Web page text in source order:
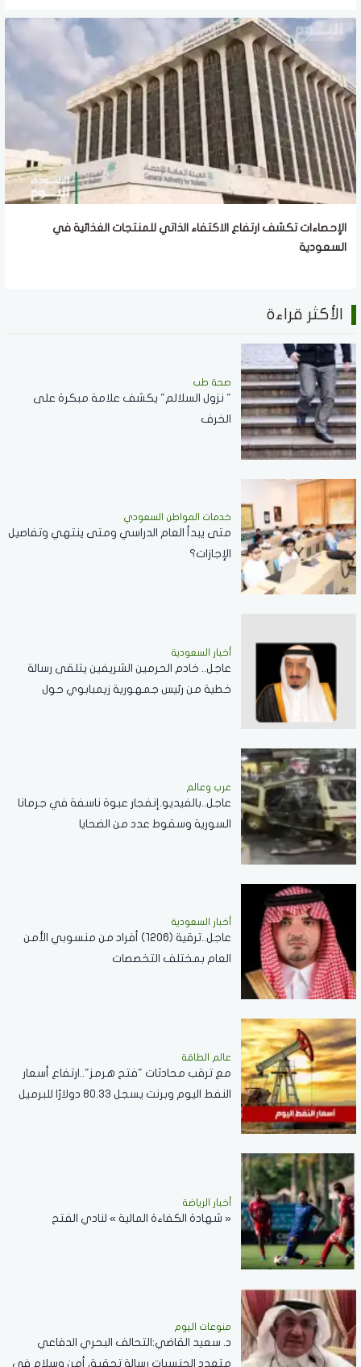
الإحصاءات تكشف ارتفاع الاكتفاء الذاتي للمنتجات الغذائية في
السعودية
الأكثر قراءة
صحة طب
" نزول السلالم" يكشف علامة مبكرة على
الخرف
خدمات المواطن السعودي
‏متى يبدأ العام الدراسي ومتى ينتهي وتفاصيل
الإجازات؟
أخبار السعودية
عاجل.. خادم الحرمين الشريفين يتلقى رسالة
خطية من رئيس جمهورية زيمبابوي حول
عرب وعالم
عاجل..بالفيديو.إنفجار عبوة ناسفة في جرمانا
السورية وسقوط عدد من الضحايا
أخبار السعودية
عاجل..ترقية (1206) أفراد من منسوبي الأمن
العام بمختلف التخصصات
عالم الطاقة
مع ترقب محادثات "فتح هرمز"..ارتفاع أسعار
النفط اليوم وبرنت يسجل 80.33 دولارًا للبرميل
أخبار الرياضة
« شهادة الكفاءة المالية » لنادي الفتح
منوعات اليوم
د. سعيد القاضي:التحالف البحري الدفاعي
متعدد الجنسيات رسالة تحقيق أمن وسلام في